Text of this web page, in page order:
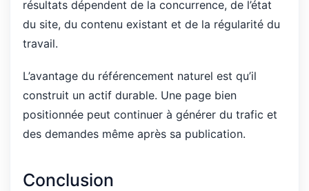
résultats dépendent de la concurrence, de l’état
du site, du contenu existant et de la régularité du
travail.
L’avantage du référencement naturel est qu’il
construit un actif durable. Une page bien
positionnée peut continuer à générer du trafic et
des demandes même après sa publication.
Conclusion